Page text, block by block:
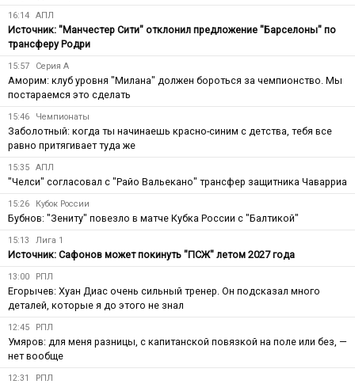
16:14 АПЛ
Источник: "Манчестер Сити" отклонил предложение "Барселоны" по
трансферу Родри
15:57 Серия А
Аморим: клуб уровня "Милана" должен бороться за чемпионство. Мы
постараемся это сделать
15:46 Чемпионаты
Заболотный: когда ты начинаешь красно-синим с детства, тебя все
равно притягивает туда же
15:35 АПЛ
"Челси" согласовал с "Райо Вальекано" трансфер защитника Чаварриа
15:26 Кубок России
Бубнов: "Зениту" повезло в матче Кубка России с "Балтикой"
15:13 Лига 1
Источник: Сафонов может покинуть "ПСЖ" летом 2027 года
13:00 РПЛ
Егорычев: Хуан Диас очень сильный тренер. Он подсказал много
деталей, которые я до этого не знал
12:45 РПЛ
Умяров: для меня разницы, с капитанской повязкой на поле или без, —
нет вообще
12:31 РПЛ